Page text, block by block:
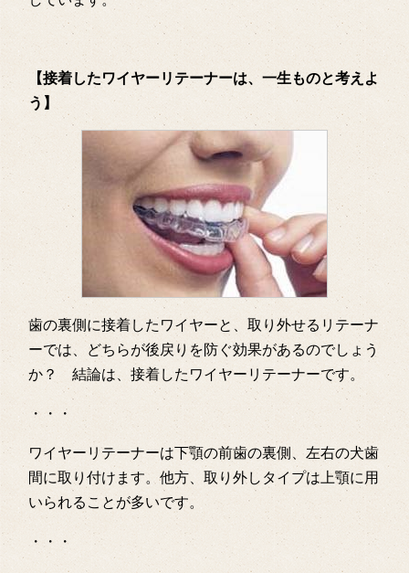
【接着したワイヤーリテーナーは、一生ものと考えよ
う】
歯の裏側に接着したワイヤーと、取り外せるリテーナ
ーでは、どちらが後戻りを防ぐ効果があるのでしょう
か？ 結論は、接着したワイヤーリテーナーです。
・・・
ワイヤーリテーナーは下顎の前歯の裏側、左右の犬歯
間に取り付けます。他方、取り外しタイプは上顎に用
いられることが多いです。
・・・